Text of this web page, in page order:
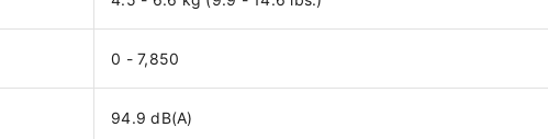
0 - 7,850
94.9 dB(A)